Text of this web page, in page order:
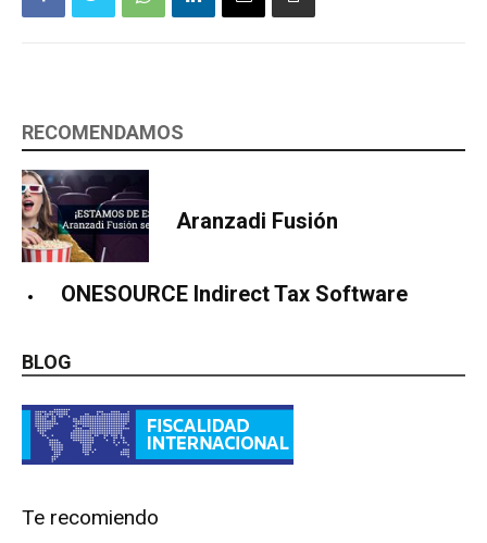
RECOMENDAMOS
Aranzadi Fusión
ONESOURCE Indirect Tax Software
BLOG
Te recomiendo